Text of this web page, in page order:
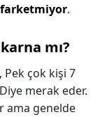
.
mı?
Pek çok kişi 7
merak eder.
ama genelde